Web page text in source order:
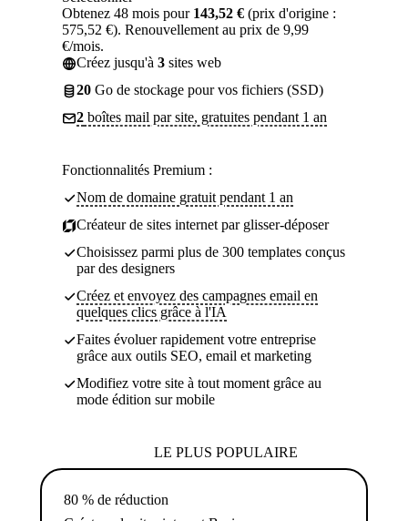
Obtenez 48 mois pour 143,52 € (prix d'origine :
575,52 €). Renouvellement au prix de 9,99
€/mois.
Créez jusqu'à 3 sites web
20 Go de stockage pour vos fichiers (SSD)
2 boîtes mail par site, gratuites pendant 1 an
Fonctionnalités Premium :
Nom de domaine gratuit pendant 1 an
Créateur de sites internet par glisser-déposer
Choisissez parmi plus de 300 templates conçus
par des designers
Créez et envoyez des campagnes email en
quelques clics grâce à l'IA
Faites évoluer rapidement votre entreprise
grâce aux outils SEO, email et marketing
Modifiez votre site à tout moment grâce au
mode édition sur mobile
LE PLUS POPULAIRE
80 % de réduction